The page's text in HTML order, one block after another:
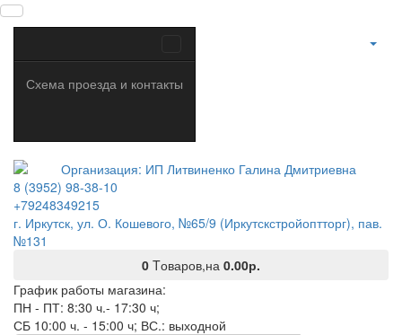
Схема проезда и контакты
8 (3952) 98-38-10
+79248349215
г. Иркутск, ул. О. Кошевого, №65/9 (Иркутскстройоптторг), пав.
№131
0 Tоваров,на 0.00р.
График работы магазина:
ПН - ПТ: 8:30 ч.- 17:30 ч;
СБ 10:00 ч. - 15:00 ч; ВС.: выходной